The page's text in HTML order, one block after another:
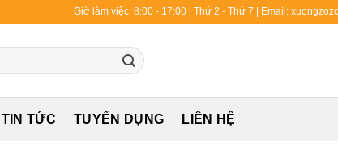
Giờ làm việc: 8:00 - 17:00 | Thứ 2 - Thứ 7 | Email:
TIN TỨC TUYỂN DỤNG LIÊN HỆ